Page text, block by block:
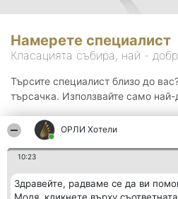
ОРЛИ Хотели
10:23
Здравейте, радваме се да ви
Намерете специалист
Класацията събира, най -
Търсите специалист близо до
търсачка. Използвайте само най-